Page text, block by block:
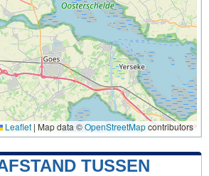
Leaflet | Map data ©OpenStreetMapcontributors
TUSSEN